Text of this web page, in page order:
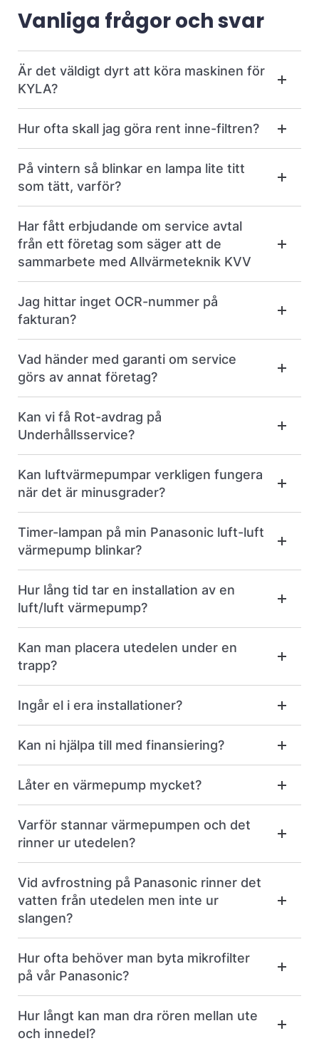
Vanliga frågor och svar
Är det väldigt dyrt att köra maskinen för
KYLA?
Hur ofta skall jag göra rent inne-filtren?
På vintern så blinkar en lampa lite titt
som tätt, varför?
Har fått erbjudande om service avtal
från ett företag som säger att de
sammarbete med Allvärmeteknik KVV
Jag hittar inget OCR-nummer på
fakturan?
Vad händer med garanti om service
görs av annat företag?
Kan vi få Rot-avdrag på
Underhållsservice?
Kan luftvärmepumpar verkligen fungera
när det är minusgrader?
Timer-lampan på min Panasonic luft-luft
värmepump blinkar?
Hur lång tid tar en installation av en
luft/luft värmepump?
Kan man placera utedelen under en
trapp?
Ingår el i era installationer?
Kan ni hjälpa till med finansiering?
Låter en värmepump mycket?
Varför stannar värmepumpen och det
rinner ur utedelen?
Vid avfrostning på Panasonic rinner det
vatten från utedelen men inte ur
slangen?
Hur ofta behöver man byta mikrofilter
på vår Panasonic?
Hur långt kan man dra rören mellan ute
och innedel?